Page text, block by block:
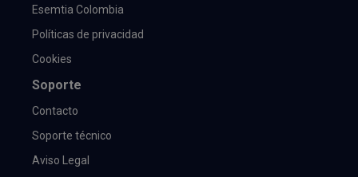
Esemtia Colombia
Políticas de privacidad
Cookies
Soporte
Contacto
Soporte técnico
Aviso Legal